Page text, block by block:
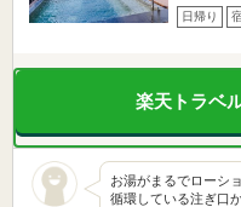
日帰り
楽天トラベ
お湯がまるでローシ
循環している注ぎ口